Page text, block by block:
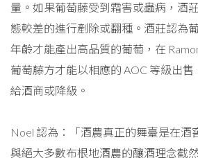
量。如果葡萄藤受到霜害或蟲病，酒
態較差的進行剷除或翻種。酒莊認為
年齡才能產出高品質的葡萄，在
葡萄藤方才能以相應的 AOC 等級出
給酒商或降級。
Noel 認為：「酒農真正的舞臺是在酒
與絕大多數布根地酒農的釀酒理念截